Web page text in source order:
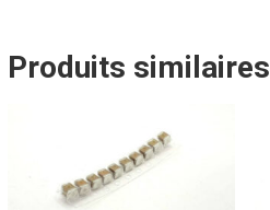
Produits similaires